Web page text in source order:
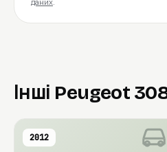
Інші Peugeot
2012